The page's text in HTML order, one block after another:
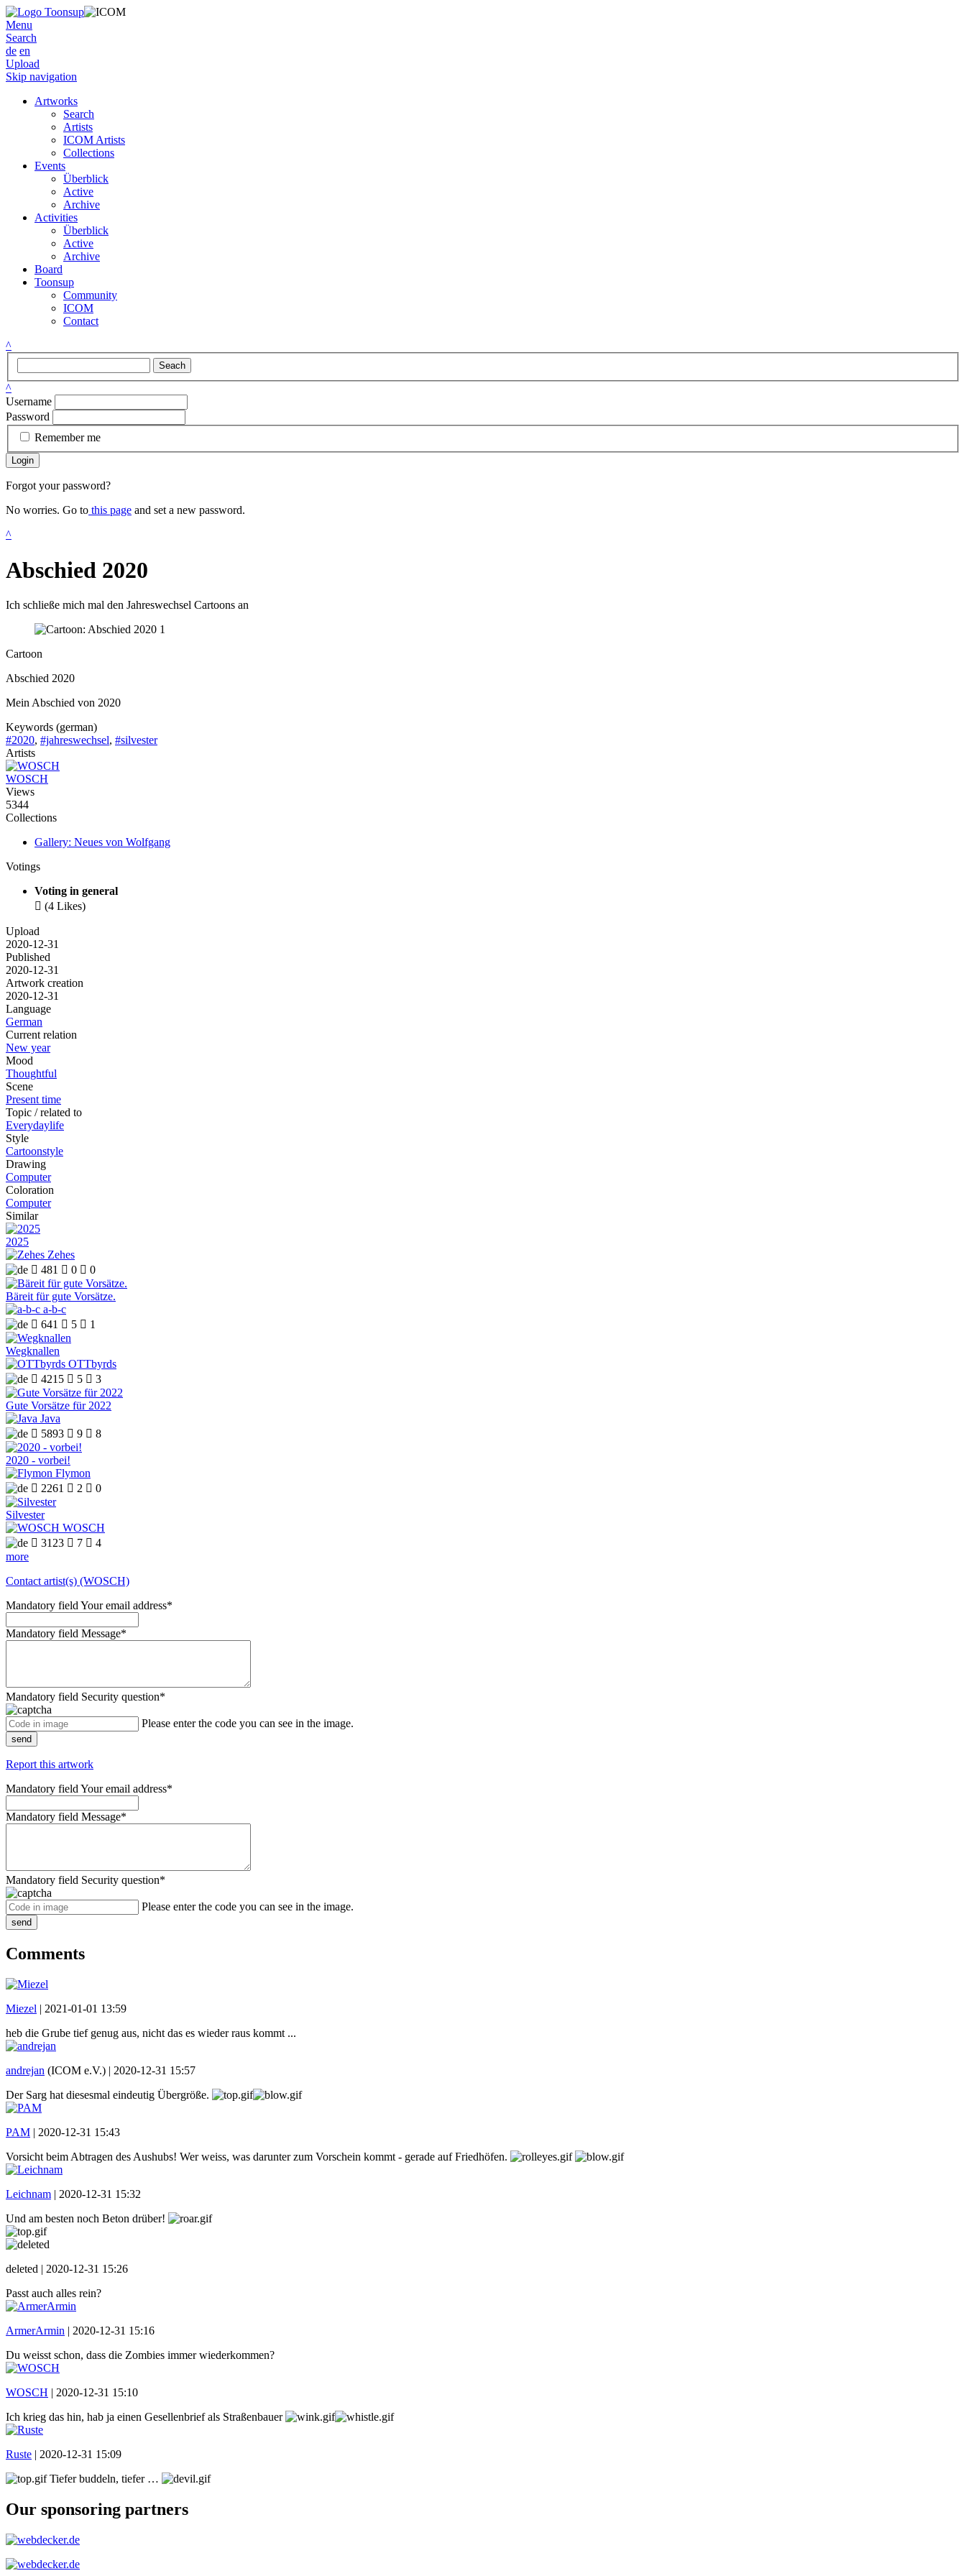
Menu
Search
de en
Upload
Skip navigation
Artworks
Search
Artists
ICOM Artists
Collections
Events
Überblick
Active
Archive
Activities
Überblick
Active
Archive
Board
Toonsup
Community
ICOM
Contact
^
Seach
^
Username
Password
Remember me
Login
Forgot your password?
No worries. Go to this page and set a new password.
^
Abschied 2020
Ich schließe mich mal den Jahreswechsel Cartoons an
Cartoon
Abschied 2020
Mein Abschied von 2020
Keywords (german)
#2020, #jahreswechsel, #silvester
Artists
WOSCH
Views
5344
Collections
Gallery: Neues von Wolfgang
Votings
Voting in general
 (4 Likes)
Upload
2020-12-31
Published
2020-12-31
Artwork creation
2020-12-31
Language
German
Current relation
New year
Mood
Thoughtful
Scene
Present time
Topic / related to
Everydaylife
Style
Cartoonstyle
Drawing
Computer
Coloration
Computer
Similar
2025
Zehes
 481  0  0
Bäreit für gute Vorsätze.
a-b-c
 641  5  1
Wegknallen
OTTbyrds
 4215  5  3
Gute Vorsätze für 2022
Java
 5893  9  8
2020 - vorbei!
Flymon
 2261  2  0
Silvester
WOSCH
 3123  7  4
more
Contact artist(s) (WOSCH)
Mandatory field Your email address*
Mandatory field Message*
Mandatory field Security question*
Please enter the code you can see in the image.
send
Report this artwork
Mandatory field Your email address*
Mandatory field Message*
Mandatory field Security question*
Please enter the code you can see in the image.
send
Comments
Miezel | 2021-01-01 13:59
heb die Grube tief genug aus, nicht das es wieder raus kommt ...
andrejan (ICOM e.V.) | 2020-12-31 15:57
Der Sarg hat diesesmal eindeutig Übergröße.
PAM | 2020-12-31 15:43
Vorsicht beim Abtragen des Aushubs! Wer weiss, was darunter zum Vorschein kommt - gerade auf Friedhöfen.
Leichnam | 2020-12-31 15:32
Und am besten noch Beton drüber!
deleted | 2020-12-31 15:26
Passt auch alles rein?
ArmerArmin | 2020-12-31 15:16
Du weisst schon, dass die Zombies immer wiederkommen?
WOSCH | 2020-12-31 15:10
Ich krieg das hin, hab ja einen Gesellenbrief als Straßenbauer
Ruste | 2020-12-31 15:09
Tiefer buddeln, tiefer …
Our sponsoring partners